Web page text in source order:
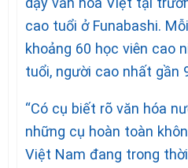
cao tuổi ở Funabashi.
khoảng 60 học viên cao
tuổi, người cao nhất gần
“Có cụ biết rõ văn hóa
những cụ hoàn toàn
Việt Nam đang trong thời